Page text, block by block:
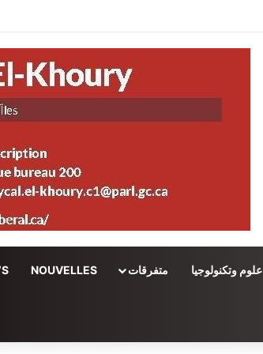
علوم وتكنولوجيا متفرقات NOUVELLES